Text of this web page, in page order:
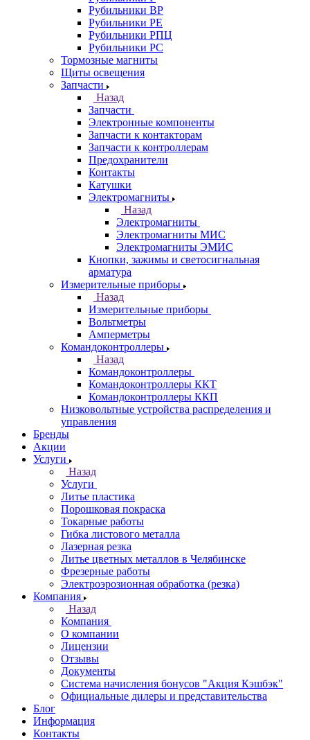
Рубильники ВР
Рубильники РЕ
Рубильники РПЦ
Рубильники РС
Тормозные магниты
Щиты освещения
Запчасти
Назад
Запчасти
Электронные компоненты
Запчасти к контакторам
Запчасти к контроллерам
Предохранители
Контакты
Катушки
Электромагниты
Назад
Электромагниты
Электромагниты МИС
Электромагниты ЭМИС
Кнопки, зажимы и светосигнальная
арматура
Измерительные приборы
Назад
Измерительные приборы
Вольтметры
Амперметры
Командоконтроллеры
Назад
Командоконтроллеры
Командоконтроллеры ККТ
Командоконтроллеры ККП
Низковольтные устройства распределения и
управления
Бренды
Акции
Услуги
Назад
Услуги
Литье пластика
Порошковая покраска
Токарные работы
Гибка листового металла
Лазерная резка
Литье цветных металлов в Челябинске
Фрезерные работы
Электроэрозионная обработка (резка)
Компания
Назад
Компания
О компании
Лицензии
Отзывы
Документы
Система начисления бонусов "Акция Кэшбэк"
Официальные дилеры и представительства
Блог
Информация
Контакты